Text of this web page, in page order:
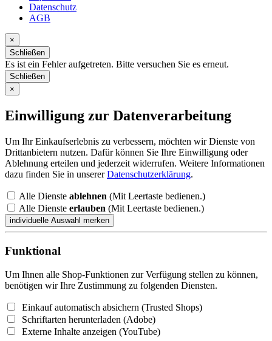
Datenschutz
AGB
×
Schließen
Es ist ein Fehler aufgetreten. Bitte versuchen Sie es erneut.
Schließen
×
Einwilligung zur Datenverarbeitung
Um Ihr Einkaufserlebnis zu verbessern, möchten wir Dienste von
Drittanbietern nutzen. Dafür können Sie Ihre Einwilligung oder
Ablehnung erteilen und jederzeit widerrufen. Weitere Informationen
dazu finden Sie in unsererDatenschutzerklärung.
Alle Dienste ablehnen (Mit Leertaste bedienen.)
Alle Dienste erlauben (Mit Leertaste bedienen.)
Funktional
Um Ihnen alle Shop-Funktionen zur Verfügung stellen zu können,
benötigen wir Ihre Zustimmung zu folgenden Diensten.
Einkauf automatisch absichern (Trusted Shops)
Schriftarten herunterladen (Adobe)
Externe Inhalte anzeigen (YouTube)